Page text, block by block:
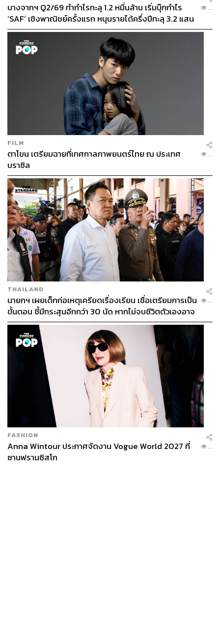
อดีตคนทำนิตยสารผู้ชื่นชอบการเดินทาง และ
ชอบสังเกตการณ์วัฒนธรรมป๊อปทุกแขนง
บางจากฯ Q2/69 ทำกำไรทะลุ 1.2 หมื่นล้าน เริ่มบุ๊กกำไร
‘SAF’ เชิงพาณิชย์ครั้งแรก หนุนรายได้ครึ่งปีทะลุ 3.2 แสน
ล้าน
...
FILM
ตาโขน เตรียมฉายที่เทศกาลภาพยนตร์ไทย ณ ประเทศ
บราซิล
...
THAILAND
นายกฯ เผยเด็กก่อเหตุเครียดเรื่องเรียน เชื่อเตรียมการเป็น
ขั้นตอน ชี้มีกระสุนอีกกว่า 30 นัด หากไม่จบชีวิตตัวเองอาจ
สูญเสียเพิ่ม
...
FASHION
Anna Wintour ประกาศจัดงาน Vogue World 2027 ที่
ซานฟรานซิสโก
...